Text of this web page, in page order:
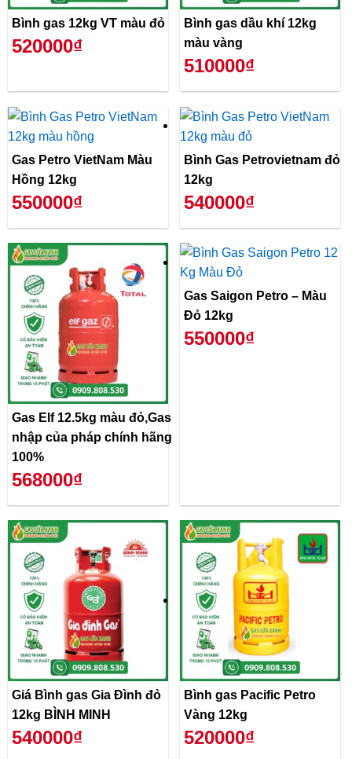
Bình gas 12kg VT màu đỏ
520000₫
Bình gas dầu khí 12kg
màu vàng
510000₫
Gas Petro VietNam Màu
Hồng 12kg
550000₫
Bình Gas Petrovietnam đỏ
12kg
540000₫
Gas Elf 12.5kg màu đỏ,Gas
nhập của pháp chính hãng
100%
568000₫
Gas Saigon Petro – Màu
Đỏ 12kg
550000₫
Giá Bình gas Gia Đình đỏ
12kg BÌNH MINH
540000₫
Bình gas Pacific Petro
Vàng 12kg
520000₫